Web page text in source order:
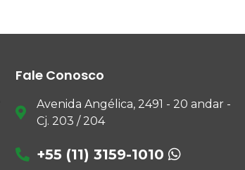
Fale Conosco
Avenida Angélica, 2491 - 20 andar -
Cj. 203 / 204
+55 (11) 3159-1010